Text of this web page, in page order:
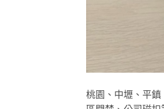
桃園、中壢、平